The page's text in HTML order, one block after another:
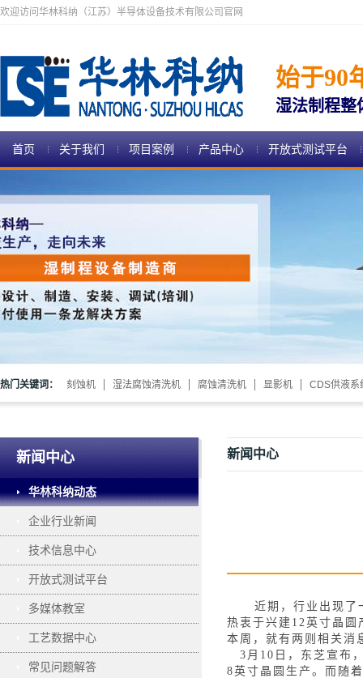
欢迎访问华林科纳（江苏）半导体设备技术有限公司官网
始于90
湿法制程整
首页 关于我们 项目案例 产品中心 开放式测试平台
热门关键词： 刻蚀机 湿法腐蚀清洗机 腐蚀清洗机 显影机 CDS供液系
新闻中心
华林科纳动态
企业行业新闻
技术信息中心
开放式测试平台
多媒体教室
工艺数据中心
常见问题解答
新闻中心
近期，行业出现了
热衷于兴建 12英寸晶圆
本周，就有两则相关消
3月10日，东芝宣布
8英寸晶圆生产。而随